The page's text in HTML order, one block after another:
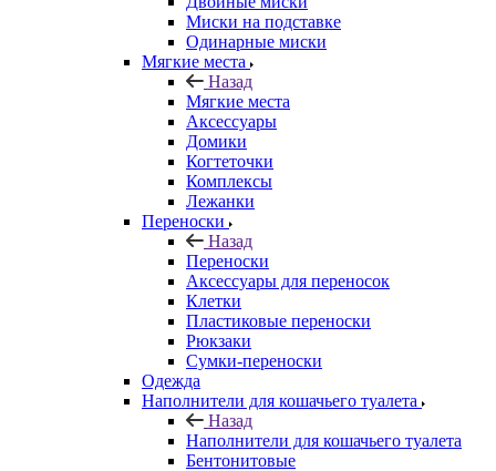
Миски на подставке
Одинарные миски
Мягкие места
Назад
Мягкие места
Аксессуары
Домики
Когтеточки
Комплексы
Лежанки
Переноски
Назад
Переноски
Аксессуары для переносок
Клетки
Пластиковые переноски
Рюкзаки
Сумки-переноски
Одежда
Наполнители для кошачьего туалета
Назад
Наполнители для кошачьего туалета
Бентонитовые